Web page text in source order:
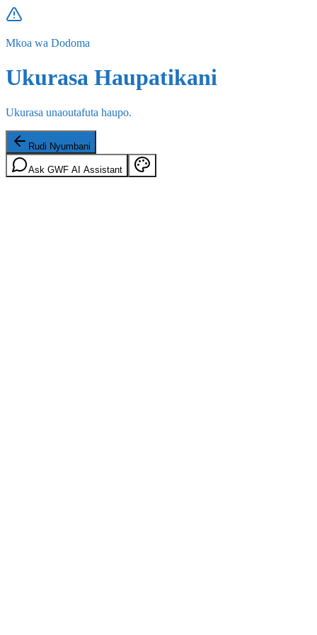
Mkoa wa Dodoma
Ukurasa Haupatikani
Ukurasa unaoutafuta haupo.
Rudi Nyumbani
Ask GWF AI Assistant